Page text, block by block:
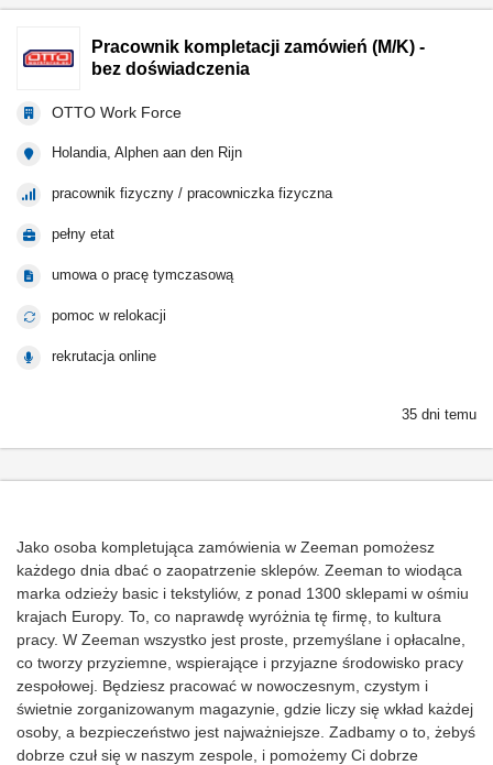
Pracownik kompletacji zamówień (M/K) -
bez doświadczenia
OTTO Work Force
Holandia, Alphen aan den Rijn
pracownik fizyczny / pracowniczka fizyczna
pełny etat
umowa o pracę tymczasową
pomoc w relokacji
rekrutacja online
35 dni temu
Jako osoba kompletująca zamówienia w Zeeman pomożesz
każdego dnia dbać o zaopatrzenie sklepów. Zeeman to wiodąca
marka odzieży basic i tekstyliów, z ponad 1300 sklepami w ośmiu
krajach Europy. To, co naprawdę wyróżnia tę firmę, to kultura
pracy. W Zeeman wszystko jest proste, przemyślane i opłacalne,
co tworzy przyziemne, wspierające i przyjazne środowisko pracy
zespołowej. Będziesz pracować w nowoczesnym, czystym i
świetnie zorganizowanym magazynie, gdzie liczy się wkład każdej
osoby, a bezpieczeństwo jest najważniejsze. Zadbamy o to, żebyś
dobrze czuł się w naszym zespole, i pomożemy Ci dobrze